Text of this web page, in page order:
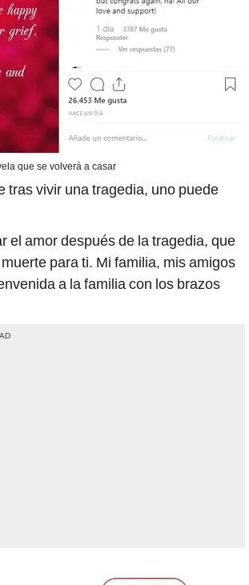
que se volverá a casar
tras vivir una tragedia, uno puede
el amor después de la tragedia, que
para ti. Mi familia, mis amigos
a la familia con los brazos